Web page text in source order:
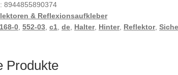
8944855890374
& Reflexionsaufkleber
168-0,552-03,c1,de, Halter, Hinter, Reflektor,
Produkte